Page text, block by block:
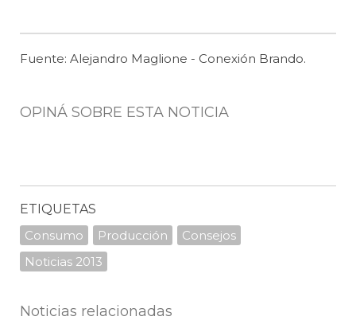
Fuente: Alejandro Maglione - Conexión Brando.
OPINÁ SOBRE ESTA NOTICIA
ETIQUETAS
Consumo
Producción
Consejos
Noticias 2013
Noticias relacionadas